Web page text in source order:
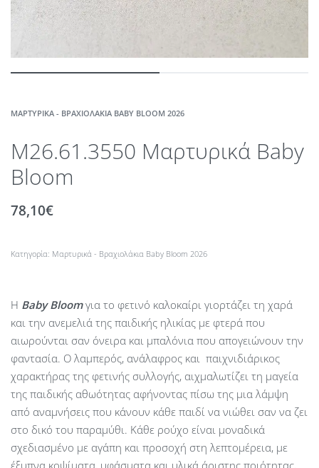
ΜΑΡΤΥΡΙΚΆ - ΒΡΑΧΙΟΛΆΚΙΑ BABY BLOOM 2026
M26.61.3550 Μαρτυρικά Baby
Bloom
78,10€
Κατηγορία: Μαρτυρικά - Βραχιολάκια Baby Bloom 2026
Η Baby Bloom για το φετινό καλοκαίρι γιορτάζει τη χαρά
και την ανεμελιά της παιδικής ηλικίας με φτερά που
αιωρούνται σαν όνειρα και μπαλόνια που απογειώνουν την
φαντασία. Ο λαμπερός, ανάλαφρος και παιχνιδιάρικος
χαρακτήρας της φετινής συλλογής, αιχμαλωτίζει τη μαγεία
της παιδικής αθωότητας αφήνοντας πίσω της μια λάμψη
από αναμνήσεις που κάνουν κάθε παιδί να νιώθει σαν να ζει
στο δικό του παραμύθι. Κάθε ρούχο είναι μοναδικά
σχεδιασμένο με αγάπη και προσοχή στη λεπτομέρεια, με